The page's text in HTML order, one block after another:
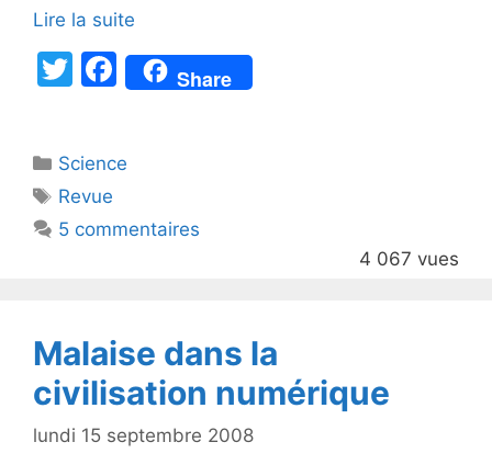
Lire la suite
T
er
F
a
e
o
Share
Catégories
Science
Étiquettes
Revue
5 commentaires
4 067 vues
Malaise dans la
civilisation numérique
lundi 15 septembre 2008